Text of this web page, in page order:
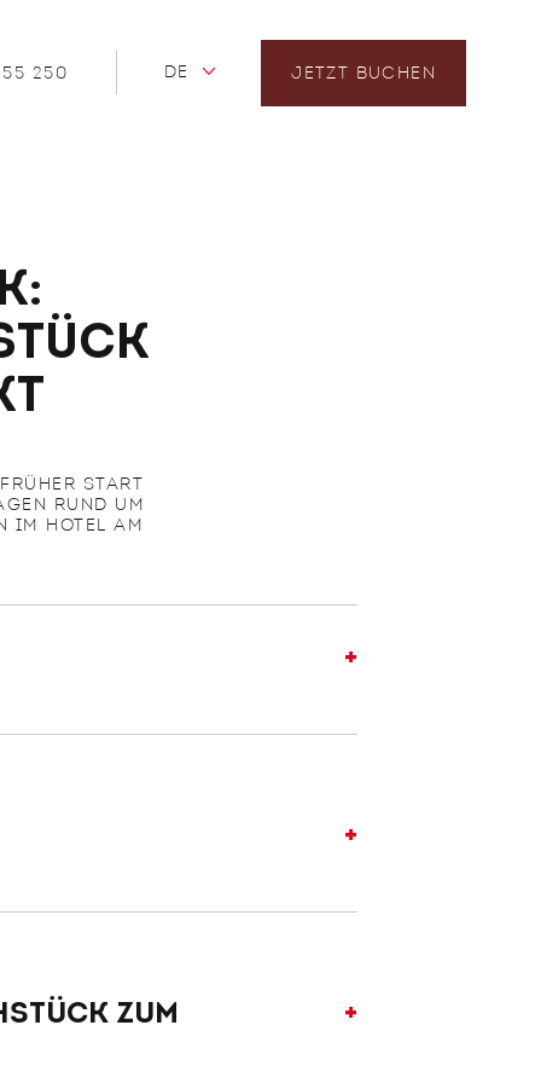
250 DE JETZT BUCHEN
START
RUND UM
IM HOTEL AM
zum